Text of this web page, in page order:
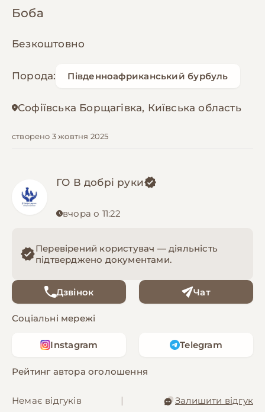
Боба
Безкоштовно
Порода: Південноафриканський бурбуль
Софіївська Борщагівка, Київська область
створено 3 жовтня 2025
ГО В добрі руки
вчора о 11:22
Перевірений користувач — діяльність
підтверджено документами.
Дзвінок Чат
Соціальні мережі
Instagram Telegram
Рейтинг автора оголошення
Немає відгуків Залишити відгук